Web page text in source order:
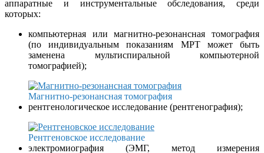
аппаратные и инструментальные обследования, среди
которых:
компьютерная или магнитно-резонансная томография
(по индивидуальным показаниям МРТ может быть
заменена мультиспиральной компьютерной
томографией);
Магнитно-резонансная томография
рентгенологическое исследование (рентгенография);
Рентгеновское исследование
электромиография (ЭМГ, метод измерения